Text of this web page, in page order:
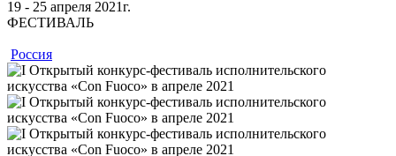
19 ‐ 25 апреля 2021г.
ФЕСТИВАЛЬ
Россия